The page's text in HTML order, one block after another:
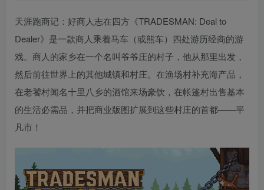
天涯跑商记：好商人志在四方《TRADESMAN: Deal to
Dealer》是一款商人乘着马车（或熊车）四处游历经商的游
戏。商人的家乡在一个名叫爷爷庄的村子，他从那里出发，
然后前往世界上的其他城镇和村庄。在渔场村补充海产品，
在老饕村闻名十里八乡的酒馆来场豪饮，在帐篷村出售基本
的生活必需品，并把商业版图扩展到这些村庄的首都——平
凡市！